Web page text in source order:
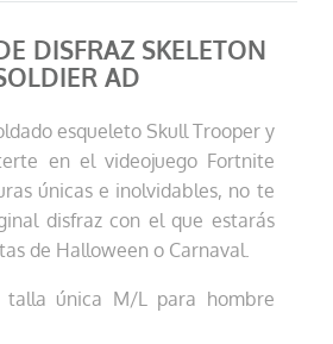
DISFRAZ SKELETON
AD
esqueleto Skull Trooper y
en el videojuego Fortnite
únicas e inolvidables, no te
disfraz con el que estarás
de Halloween o Carnaval.
única M/L para hombre